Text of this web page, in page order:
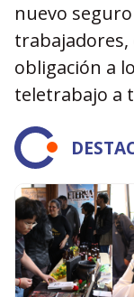
nuevo
trabajadores,
obligación a
teletrabajo a